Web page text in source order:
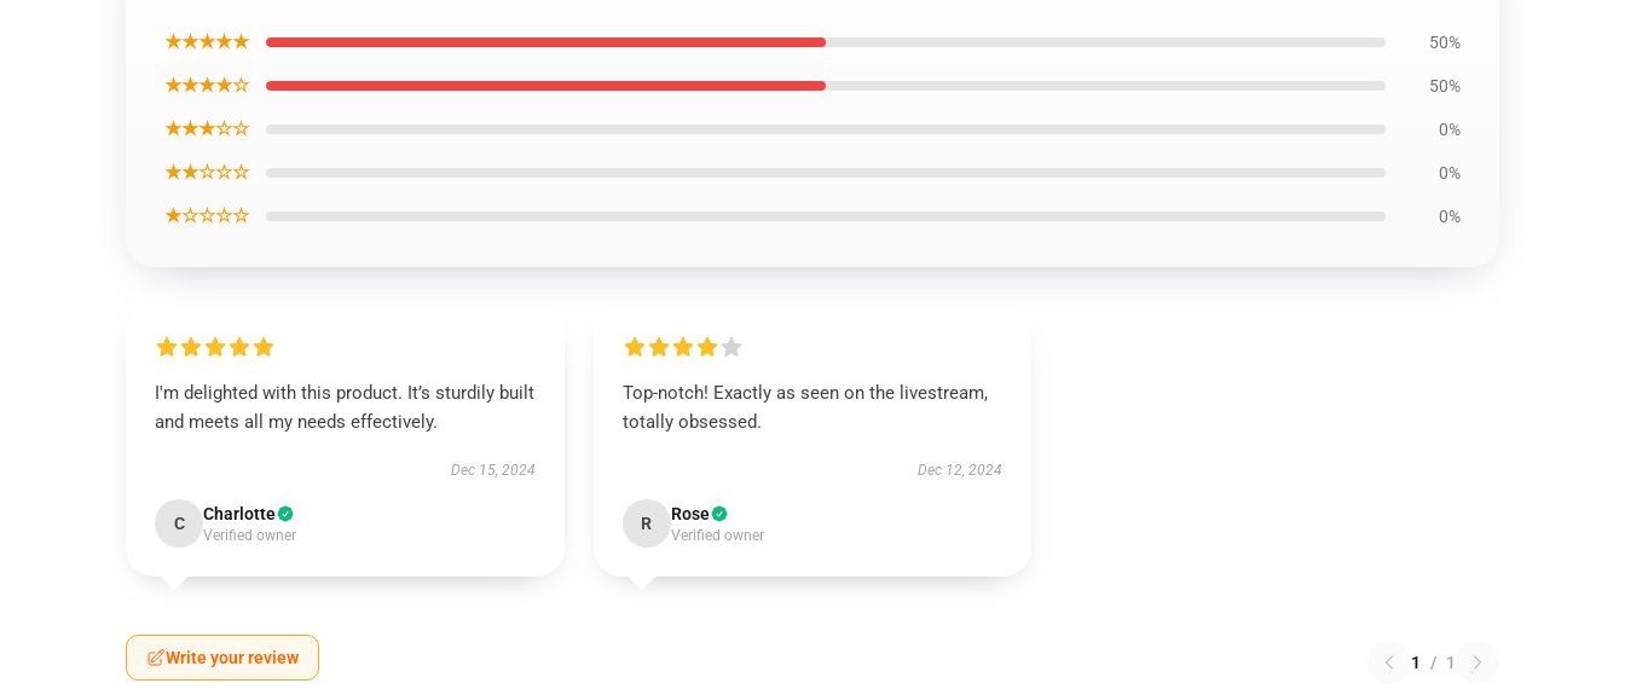
★★★★★ 50%
★★★★☆ 50%
★★★☆☆ 0%
★★☆☆☆ 0%
★☆☆☆☆ 0%
I'm delighted with this product. It’s sturdily built
and meets all my needs effectively.
Dec 15, 2024
C Charlotte
Verified owner
Top-notch! Exactly as seen on the livestream,
totally obsessed.
Dec 12, 2024
R Rose
Verified owner
Write your review 1 / 1